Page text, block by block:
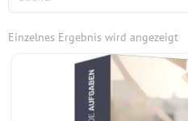
Einzelnes Ergebnis wird angezeigt